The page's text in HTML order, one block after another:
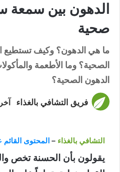
الدهون بين سمعة
صحية
ما هي الدهون؟ وكيف تستطيع
الصحية؟ وما الأطعمة
الدهون الصحية؟
فريق التشافي بالغذاء آخر
التشافي بالغذاء – المحتوى القائم
يقولون بأن الحسنة تخص